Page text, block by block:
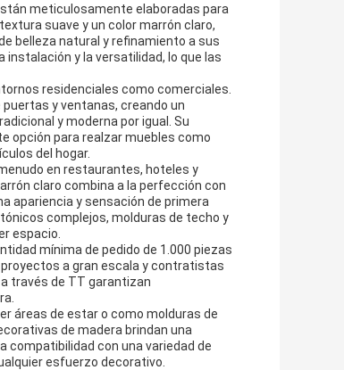
meticulosamente elaboradas para
suave y un color marrón claro,
belleza natural y refinamiento a sus
instalación y la versatilidad, lo que las
residenciales como comerciales.
y ventanas, creando un
y moderna por igual. Su
opción para realzar muebles como
del hogar.
en restaurantes, hoteles y
claro combina a la perfección con
apariencia y sensación de primera
complejos, molduras de techo y
espacio.
mínima de pedido de 1.000 piezas
a gran escala y contratistas
través de TT garantizan
áreas de estar o como molduras de
de madera brindan una
compatibilidad con una variedad de
esfuerzo decorativo.